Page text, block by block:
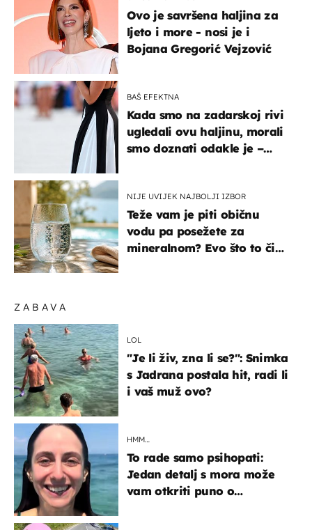
ZABAVA
LOL
"Je li živ, zna li se?": Snimka
s Jadrana postala hit, radi li
i vaš muž ovo?
HMM…
To rade samo psihopati:
Jedan detalj s mora može
vam otkriti puno o
Ovo je savršena haljina za
ljeto i more - nosi je i
Bojana Gregorić Vejzović
BAŠ EFEKTNA
Kada smo na zadarskoj rivi
ugledali ovu haljinu, morali
smo doznati odakle je –
NIJE UVIJEK NAJBOLJI IZBOR
Teže vam je piti običnu
vodu pa posežete za
mineralnom? Evo što to čini